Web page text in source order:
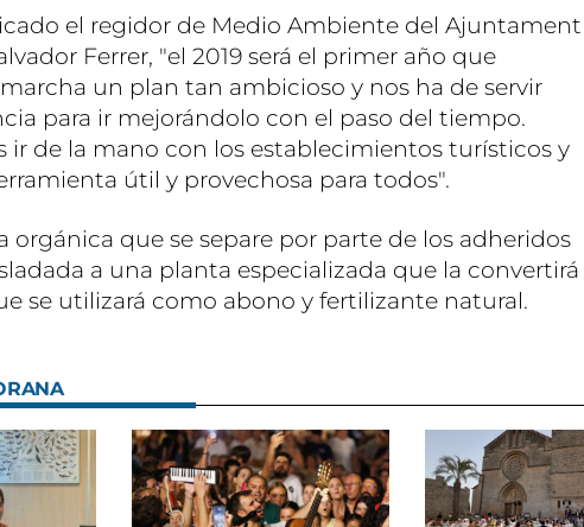
el regidor de Medio Ambiente del Ajuntament
Ferrer, "el 2019 será el primer año que
un plan tan ambicioso y nos ha de servir
para ir mejorándolo con el paso del tiempo.
ir de la mano con los establecimientos turísticos y
útil y provechosa para todos".
orgánica que se separe por parte de los adheridos
a una planta especializada que la convertirá
se utilizará como abono y fertilizante natural.